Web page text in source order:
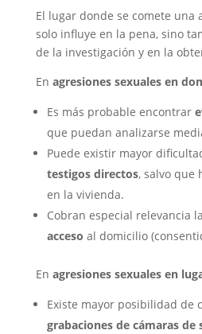
El lugar donde se comete una
solo influye en la pena, sino
de la investigación y en la
En agresiones sexuales en
Es más probable encontrar
que puedan analizarse
Puede existir mayor
testigos directos, salvo que
en la vivienda.
Cobran especial relevancia
acceso al domicilio
En agresiones sexuales en
Existe mayor posibilidad de
grabaciones de cámaras de